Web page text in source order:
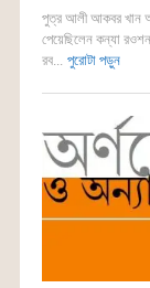
পুত্র আলী আকবর খান
পেয়েছিলেন কন্যা
রব... পুরোটা পড়ুন